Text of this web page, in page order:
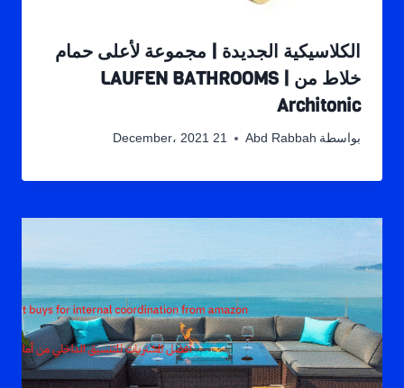
الكلاسيكية الجديدة | مجموعة لأعلى حمام
خلاط من LAUFEN BATHROOMS |
Architonic
بواسطة Abd Rabbah 21 December، 2021